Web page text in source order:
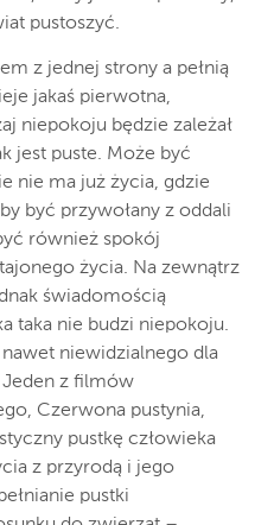
pustoszyć.
z jednej strony a pełnią
jakaś pierwotna,
niepokoju będzie zależał
jest puste. Może być
nie ma już życia, gdzie
być przywołany z oddali
również spokój
życia. Na zewnątrz
świadomością
taka nie budzi niepokoju.
niewidzialnego dla
z filmów
Czerwona pustynia,
pustkę człowieka
z przyrodą i jego
pustki